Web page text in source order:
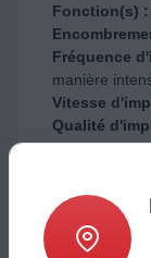
Fonction(s) :
Fréquence
manière
Vitesse
Qualité
standard
communiqué
Le saviez-